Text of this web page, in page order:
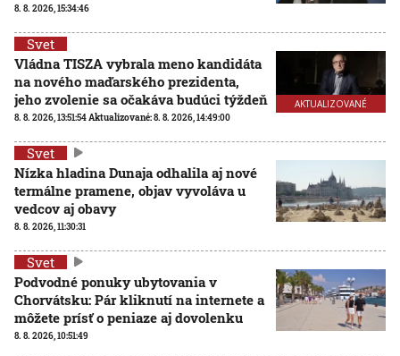
8. 8. 2026, 15:34:46
AKTUALIZOVANÉ
Svet
Vládna TISZA vybrala meno kandidáta
na nového maďarského prezidenta,
jeho zvolenie sa očakáva budúci týždeň
8. 8. 2026, 13:51:54Aktualizované:8. 8. 2026, 14:49:00
Svet
Nízka hladina Dunaja odhalila aj nové
termálne pramene, objav vyvoláva u
vedcov aj obavy
8. 8. 2026, 11:30:31
Svet
Podvodné ponuky ubytovania v
Chorvátsku: Pár kliknutí na internete a
môžete prísť o peniaze aj dovolenku
8. 8. 2026, 10:51:49